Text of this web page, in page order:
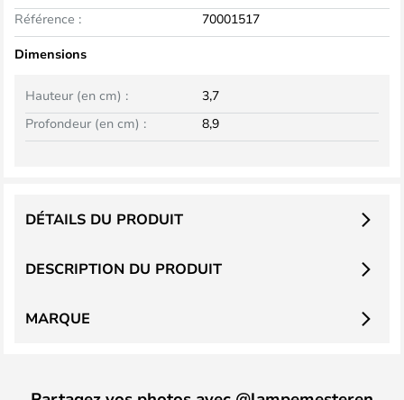
Référence :
70001517
Dimensions
Hauteur (en cm) :
3,7
Profondeur (en cm) :
8,9
DESCRIPTION DU PRODUIT
DÉTAILS DU PRODUIT
MARQUE